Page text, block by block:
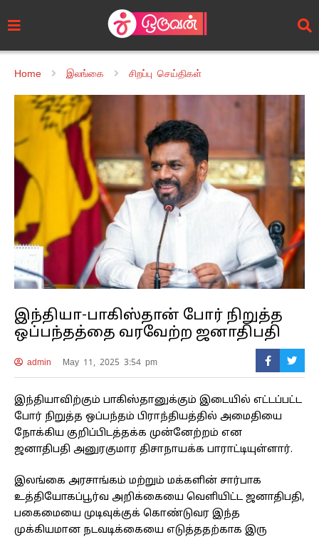
Home இலங்கை சிறப்பு செய்திகள்
இந்தியா-பாகிஸ்தான் போர் நிறுத்த
ஒப்பந்தத்தை வரவேற்ற ஜனாதிபதி
admin May 11, 2025 3:54 pm
இந்தியாவிற்கும் பாகிஸ்தானுக்கும் இடையில் எட்டப்பட்ட
போர் நிறுத்த ஒப்பந்தம் பிராந்தியத்தில் அமைதியை
நோக்கிய குறிப்பிடத்தக்க முன்னேற்றம் என
ஜனாதிபதி அனுரகுமார திசாநாயக்க பாராட்டியுள்ளார்.
இலங்கை அரசாங்கம் மற்றும் மக்களின் சார்பாக
உத்தியோகப்பூர்வ அறிக்கையை வெளியிட்ட ஜனாதிபதி,
பகைமையை முடிவுக்குக் கொண்டுவர இந்த
முக்கியமான நடவடிக்கையை எடுத்ததற்காக இரு